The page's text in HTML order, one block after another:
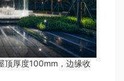
顶厚度100mm，边缘收